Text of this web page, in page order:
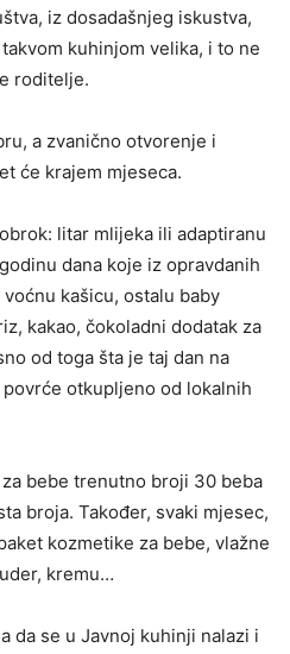
iz dosadašnjeg iskustva,
kuhinjom velika, i to ne
roditelje.
a zvanično otvorenje i
će krajem mjeseca.
litar mlijeka ili adaptiranu
dana koje iz opravdanih
kašicu, ostalu baby
kakao, čokoladni dodatak za
od toga šta je taj dan na
otkupljeno od lokalnih
bebe trenutno broji 30 beba
broja. Također, svaki mjesec,
kozmetike za bebe, vlažne
kremu…
da se u Javnoj kuhinji nalazi i